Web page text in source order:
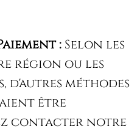
: Selon les
région ou les
d'autres méthodes
être
contacter notre